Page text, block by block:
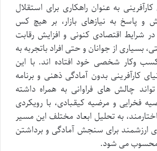
به عنوان راهکاری برای استقلال
و پاسخ به نیازهای بازار، بر هیچ کس
شرایط اقتصادی کنونی و افزایش رقابت
بسیاری از جوانان و حتی افراد باتجربه به
کسب وکار شخصی خود افتاده اند. با این
کارآفرینی بدون آمادگی ذهنی و برنامه
چالش های فراوانی به همراه داشته
فخرایی و مرضیه کیقبادی، با رویکردی
به تحلیل ابعاد مختلف این مسیر
ارزشمند برای سنجش آمادگی و برداشتن
می شود.